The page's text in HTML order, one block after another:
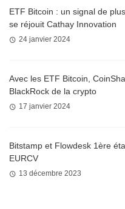
ETF Bitcoin : un signal de
se réjouit Cathay Innovation
24 janvier 2024
Avec les ETF Bitcoin,
BlackRock de la crypto
17 janvier 2024
Bitstamp et Flowdesk 1ère
EURCV
13 décembre 2023